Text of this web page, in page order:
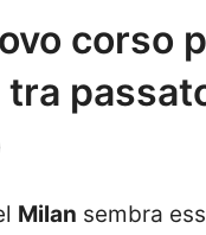
corso
tra
Milan sembra